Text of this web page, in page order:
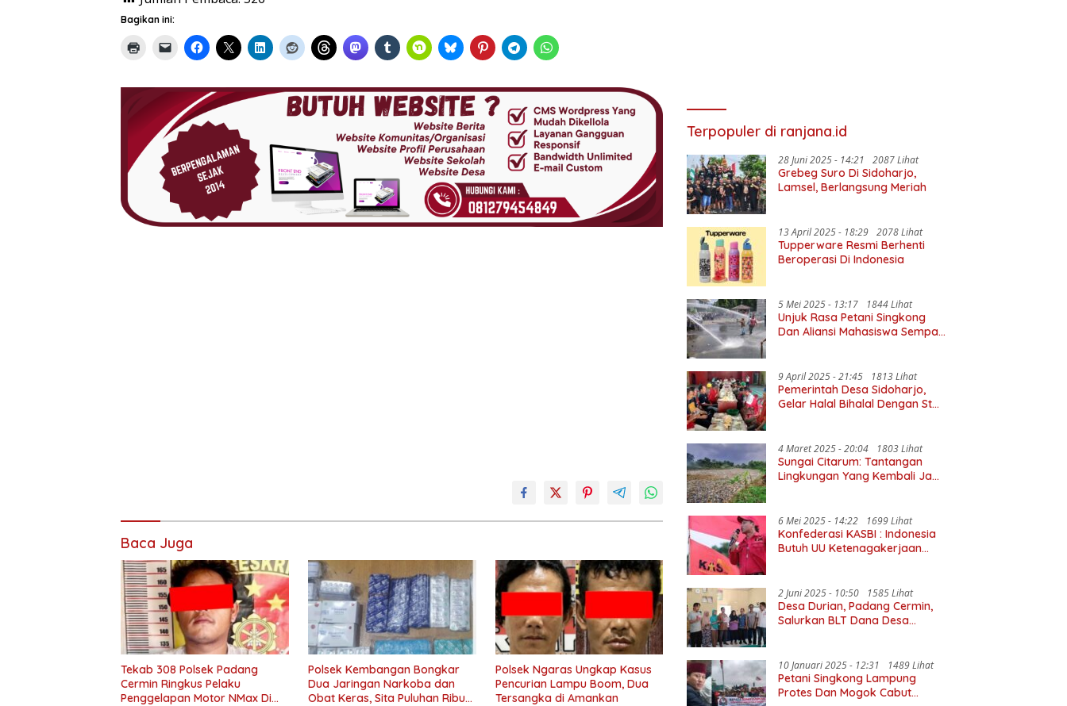
Bagikan ini:
narkoba
pringsewu
residivis
sabu
Baca Juga
Tekab 308 Polsek Padang
Cermin Ringkus Pelaku
Penggelapan Motor NMax Di
Polsek Kembangan Bongkar
Dua Jaringan Narkoba dan
Obat Keras, Sita Puluhan Ribu
Polsek Ngaras Ungkap Kasus
Pencurian Lampu Boom, Dua
Tersangka di Amankan
Terpopuler di ranjana.id
28 Juni 2025 - 14:21 2087 Lihat
Grebeg Suro Di Sidoharjo,
Lamsel, Berlangsung Meriah
13 April 2025 - 18:29 2078 Lihat
Tupperware Resmi Berhenti
Beroperasi Di Indonesia
5 Mei 2025 - 13:17 1844 Lihat
Unjuk Rasa Petani Singkong
Dan Aliansi Mahasiswa Sempat
9 April 2025 - 21:45 1813 Lihat
Pemerintah Desa Sidoharjo,
Gelar Halal Bihalal Dengan Staf
4 Maret 2025 - 20:04 1803 Lihat
Sungai Citarum: Tantangan
Lingkungan Yang Kembali Jadi
6 Mei 2025 - 14:22 1699 Lihat
Konfederasi KASBI : Indonesia
Butuh UU Ketenagakerjaan
2 Juni 2025 - 10:50 1585 Lihat
Desa Durian, Padang Cermin,
Salurkan BLT Dana Desa
10 Januari 2025 - 12:31 1489 Lihat
Petani Singkong Lampung
Protes Dan Mogok Cabut